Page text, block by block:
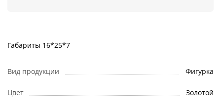
Габариты 16*25*7
Вид продукции Фигурка
Цвет Золотой